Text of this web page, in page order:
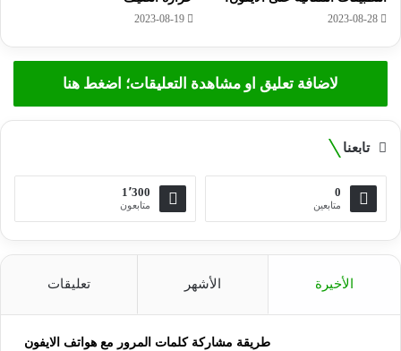
2023-08-28
2023-08-19
لاضافة تعليق او مشاهدة التعليقات؛ اضغط هنا
تابعنا
0
متابعين
1٬300
متابعون
الأخيرة الأشهر تعليقات
طريقة مشاركة كلمات المرور مع هواتف الايفون